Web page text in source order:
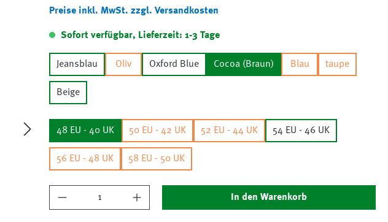
Preise inkl. MwSt. zzgl. Versandkosten
Sofort verfügbar, Lieferzeit: 1-3 Tage
Jeansblau Oliv Oxford Blue Cocoa (Braun) Blau taupe
Beige
48 EU - 40 UK 50 EU - 42 UK 52 EU - 44 UK 54 EU - 46 UK
56 EU - 48 UK 58 EU - 50 UK
Produkt Anzahl: Gib den gewünschten Wert ein
In den Warenkorb